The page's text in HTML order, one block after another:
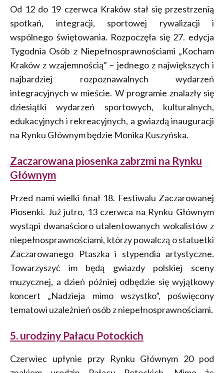
Od 12 do 19 czerwca Kraków stał się przestrzenią
spotkań, integracji, sportowej rywalizacji i
wspólnego świętowania. Rozpoczęła się 27. edycja
Tygodnia Osób z Niepełnosprawnościami „Kocham
Kraków z wzajemnością” – jednego z największych i
najbardziej rozpoznawalnych wydarzeń
integracyjnych w mieście. W programie znalazły się
dziesiątki wydarzeń sportowych, kulturalnych,
edukacyjnych i rekreacyjnych, a gwiazdą inauguracji
na Rynku Głównym będzie Monika Kuszyńska.
Zaczarowana piosenka zabrzmi na Rynku
Głównym
Przed nami wielki finał 18. Festiwalu Zaczarowanej
Piosenki. Już jutro, 13 czerwca na Rynku Głównym
wystąpi dwanaścioro utalentowanych wokalistów z
niepełnosprawnościami, którzy powalczą o statuetki
Zaczarowanego Ptaszka i stypendia artystyczne.
Towarzyszyć im będą gwiazdy polskiej sceny
muzycznej, a dzień później odbędzie się wyjątkowy
koncert „Nadzieja mimo wszystko”, poświęcony
tematowi uzależnień osób z niepełnosprawnościami.
5. urodziny Pałacu Potockich
Czerwiec upłynie przy Rynku Głównym 20 pod